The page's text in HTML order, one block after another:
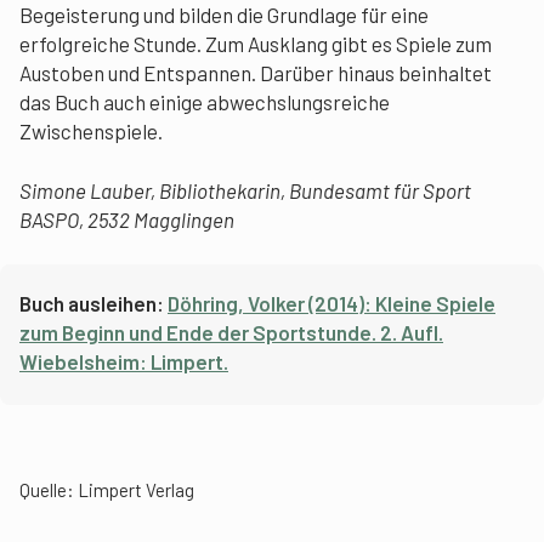
Begeisterung und bilden die Grundlage für eine
erfolgreiche Stunde. Zum Ausklang gibt es Spiele zum
Austoben und Entspannen. Darüber hinaus beinhaltet
das Buch auch einige abwechslungsreiche
Zwischenspiele.
Simone Lauber, Bibliothekarin, Bundesamt für Sport
BASPO, 2532 Magglingen
Buch ausleihen: Döhring, Volker (2014): Kleine Spiele
zum Beginn und Ende der Sportstunde. 2. Aufl.
Wiebelsheim: Limpert.
Quelle: Limpert Verlag